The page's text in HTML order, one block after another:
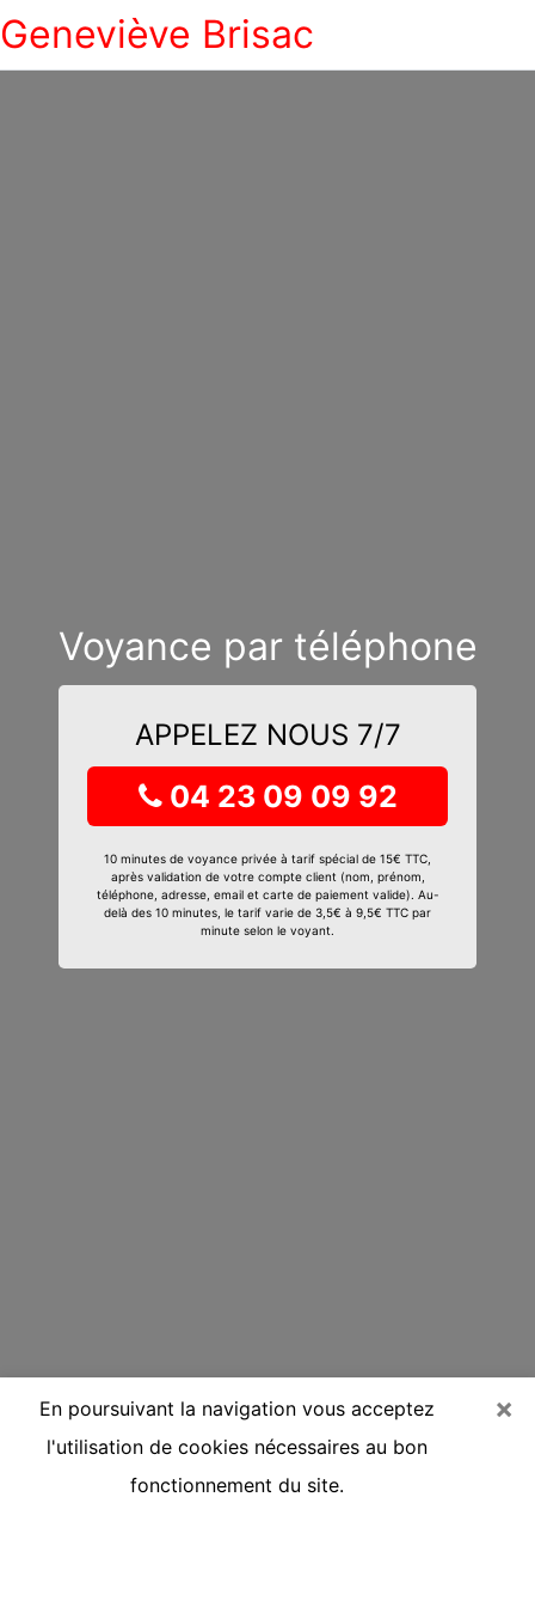
Geneviève Brisac
Voyance par téléphone
APPELEZ NOUS 7/7
04 23 09 09 92
10 minutes de voyance privée à tarif spécial de 15€ TTC,
après validation de votre compte client (nom, prénom,
téléphone, adresse, email et carte de paiement valide). Au-
delà des 10 minutes, le tarif varie de 3,5€ à 9,5€ TTC par
minute selon le voyant.
×
En poursuivant la navigation vous acceptez
l'utilisation de cookies nécessaires au bon
fonctionnement du site.